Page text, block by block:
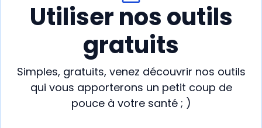
Utiliser nos outils
gratuits
Simples, gratuits, venez découvrir nos outils
qui vous apporterons un petit coup de
pouce à votre santé ; )